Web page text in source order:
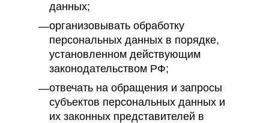
данных;
организовывать обработку
персональных данных в порядке,
установленном действующим
законодательством РФ;
отвечать на обращения и запросы
субъектов персональных данных и
их законных представителей в